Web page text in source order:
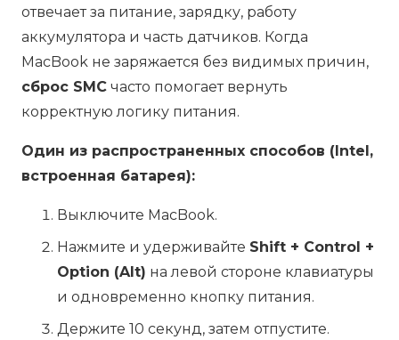
отвечает за питание, зарядку, работу
аккумулятора и часть датчиков. Когда
MacBook не заряжается без видимых причин,
сброс SMC часто помогает вернуть
корректную логику питания.
Один из распространенных способов (Intel,
встроенная батарея):
Выключите MacBook.
Нажмите и удерживайте Shift + Control +
Option (Alt) на левой стороне клавиатуры
и одновременно кнопку питания.
Держите 10 секунд, затем отпустите.